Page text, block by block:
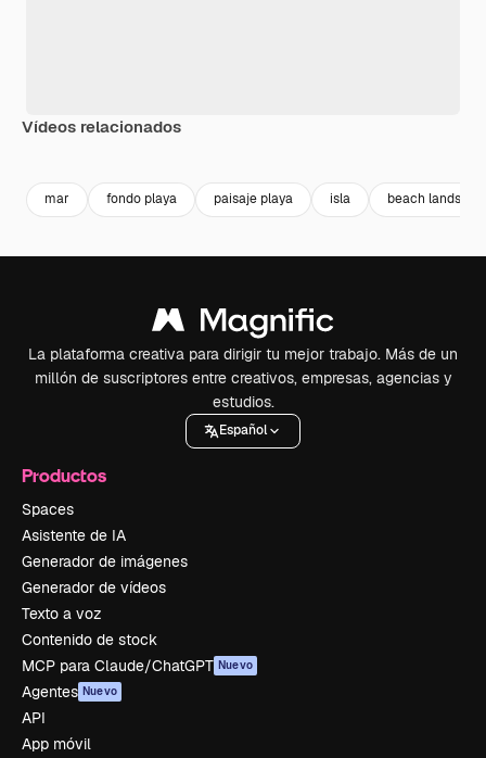
Vídeos relacionados
mar fondo playa paisaje playa isla beach
La plataforma creativa para dirigir tu mejor trabajo. Más de un
millón de suscriptores entre creativos, empresas, agencias y
estudios.
Español
Productos
Spaces
Asistente de IA
Generador de imágenes
Generador de vídeos
Texto a voz
Contenido de stock
MCP para Claude/ChatGPT Nuevo
Agentes Nuevo
API
App móvil